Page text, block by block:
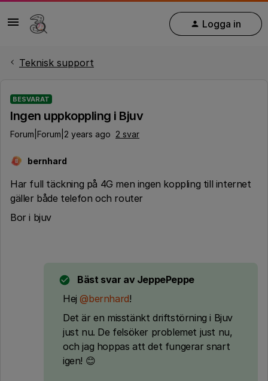
Logga in
Teknisk support
BESVARAT
Ingen uppkoppling i Bjuv
Forum|Forum|2 years ago 2 svar
B bernhard
Har full täckning på 4G men ingen koppling till internet
gäller både telefon och router
Bor i bjuv
Bäst svar av JeppePeppe
Hej@bernhard!
Det är en misstänkt driftstörning i Bjuv
just nu. De felsöker problemet just nu,
och jag hoppas att det fungerar snart
igen! 😊